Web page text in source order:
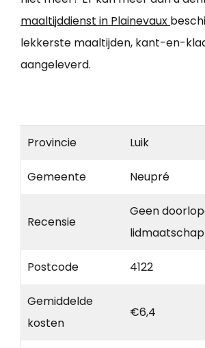
maaltijddienst in Plainevaux
lekkerste maaltijden, kant-en-
aangeleverd.
Provincie Luik
Gemeente Neupré
Recensie
Geen
lidmaatschap
Postcode 4122
Gemiddelde
kosten
€6,4